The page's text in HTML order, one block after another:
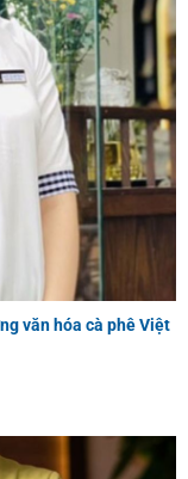
văn hóa cà phê Việt